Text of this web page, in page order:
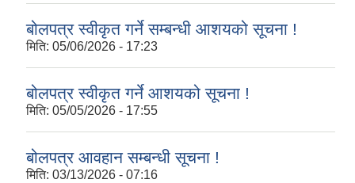
बोलपत्र स्वीकृत गर्ने सम्बन्धी आशयको सूचना !
मिति: 05/06/2026 - 17:23
बोलपत्र स्वीकृत गर्ने आशयको सूचना !
मिति: 05/05/2026 - 17:55
बोलपत्र आवहान सम्बन्धी सूचना !
मिति: 03/13/2026 - 07:16